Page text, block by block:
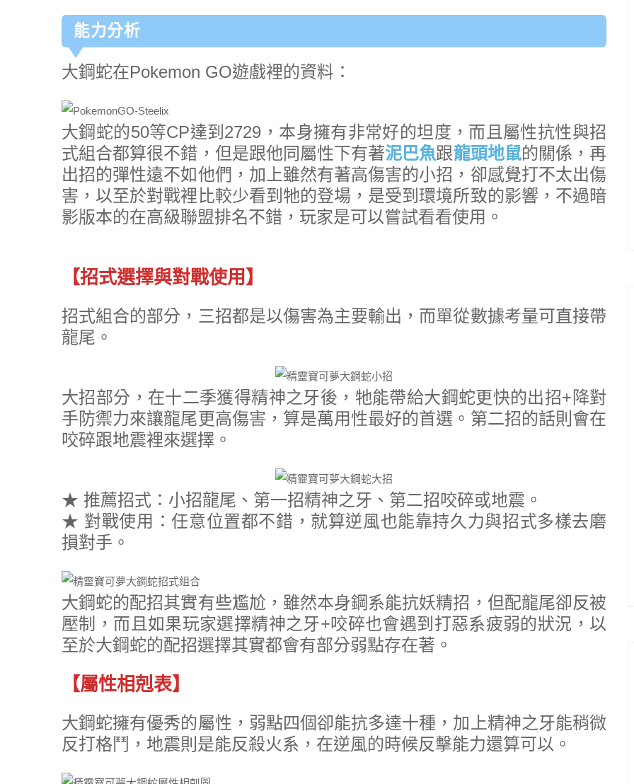
能力分析
大鋼蛇在Pokemon GO遊戲裡的資料：
大鋼蛇的50等CP達到2729，本身擁有非常好的坦度，而且屬性抗性與招
式組合都算很不錯，但是跟他同屬性下有著泥巴魚跟龍頭地鼠的關係，再
出招的彈性遠不如他們，加上雖然有著高傷害的小招，卻感覺打不太出傷
害，以至於對戰裡比較少看到牠的登場，是受到環境所致的影響，不過暗
影版本的在高級聯盟排名不錯，玩家是可以嘗試看看使用。
【招式選擇與對戰使用】
招式組合的部分，三招都是以傷害為主要輸出，而單從數據考量可直接帶
龍尾。
大招部分，在十二季獲得精神之牙後，牠能帶給大鋼蛇更快的出招+降對
手防禦力來讓龍尾更高傷害，算是萬用性最好的首選。第二招的話則會在
咬碎跟地震裡來選擇。
★ 推薦招式：小招龍尾、第一招精神之牙、第二招咬碎或地震。
★ 對戰使用：任意位置都不錯，就算逆風也能靠持久力與招式多樣去磨
損對手。
大鋼蛇的配招其實有些尷尬，雖然本身鋼系能抗妖精招，但配龍尾卻反被
壓制，而且如果玩家選擇精神之牙+咬碎也會遇到打惡系疲弱的狀況，以
至於大鋼蛇的配招選擇其實都會有部分弱點存在著。
【屬性相剋表】
大鋼蛇擁有優秀的屬性，弱點四個卻能抗多達十種，加上精神之牙能稍微
反打格鬥，地震則是能反殺火系，在逆風的時候反擊能力還算可以。